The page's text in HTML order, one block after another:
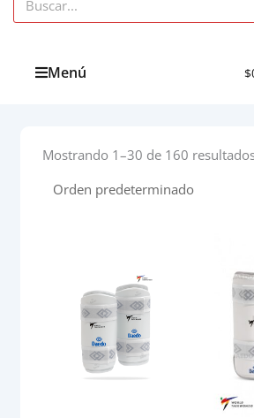
Menú $
Mostrando 1–30 de 160